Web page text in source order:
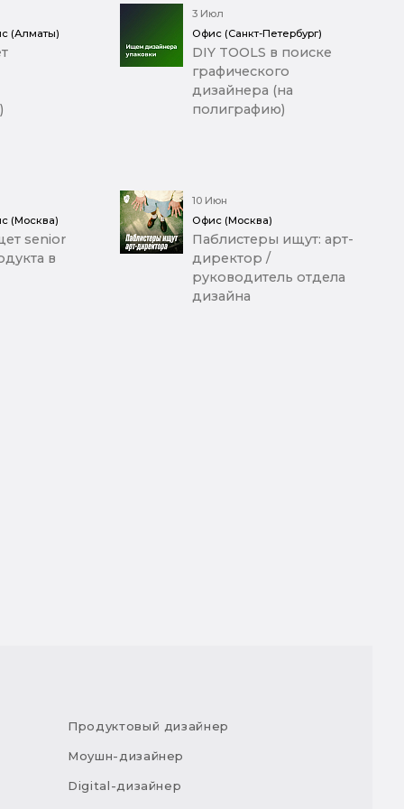
(Алматы)
3 Июл
Офис (Санкт-Петербург)
DIY TOOLS в поиске
графического
дизайнера (на
полиграфию)
(Москва)
senior
в
10 Июн
Офис (Москва)
Паблистеры ищут: арт-
директор /
руководитель отдела
дизайна
Продуктовый дизайнер
Моушн-дизайнер
Digital-дизайнер